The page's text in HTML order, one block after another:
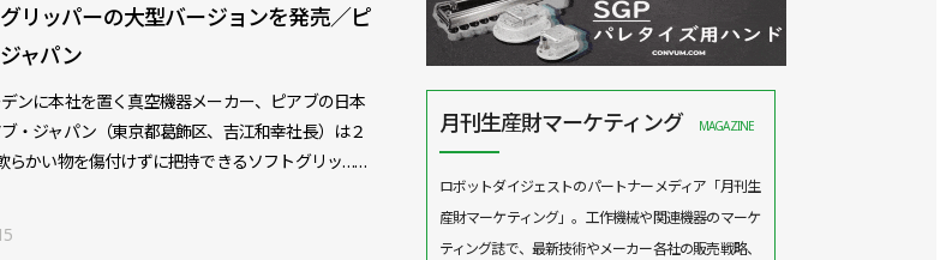
リッパーの大型バージョンを発売／ピ
ャパン
ンに本社を置く真空機器メーカー、ピアブの日本
・ジャパン（東京都葛飾区、吉江和幸社長）は２
らかい物を傷付けずに把持できるソフトグリッ……
月刊生産財マーケティング MAGAZINE
ロボットダイジェストのパートナーメディア「月刊生
産財マーケティング」。工作機械や関連機器のマーケ
ティング誌で、最新技術やメーカー各社の販売戦略、